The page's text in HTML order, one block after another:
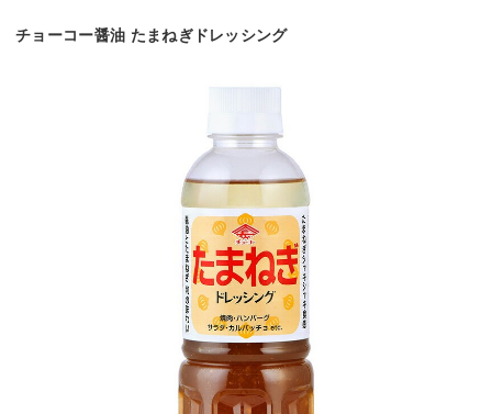
チョーコー醤油 たまねぎドレッシング